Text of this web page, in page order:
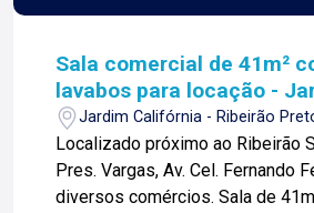
Sala comercial de 41m²
lavabos para locação -
Califórnia
Jardim Califórnia - Ribeirão
Localizado próximo ao Ribeirão
Pres. Vargas, Av. Cel. Fernando
diversos comércios. Sala de 41m² com: -01